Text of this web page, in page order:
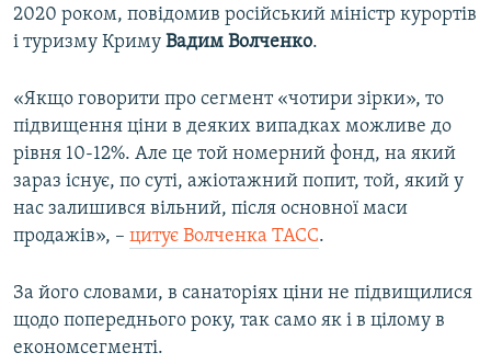
2020 роком, повідомив російський міністр курортів
і туризму Криму Вадим Волченко.
«Якщо говорити про сегмент «чотири зірки», то
підвищення ціни в деяких випадках можливе до
рівня 10-12%. Але це той номерний фонд, на який
зараз існує, по суті, ажіотажний попит, той, який у
нас залишився вільний, після основної маси
продажів», – цитує Волченка ТАСС.
За його словами, в санаторіях ціни не підвищилися
щодо попереднього року, так само як і в цілому в
економсегменті.